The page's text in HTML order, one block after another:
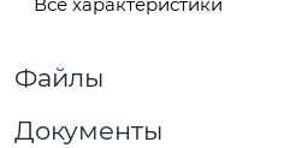
Все характеристики
Файлы
Документы